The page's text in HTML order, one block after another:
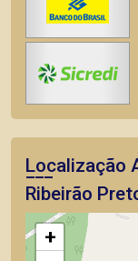
Localização
Ribeirão
+